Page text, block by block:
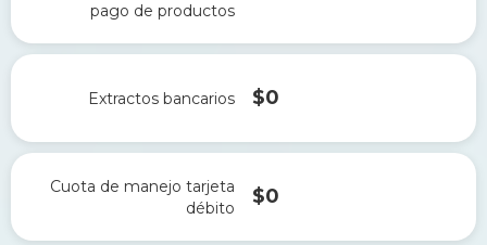
pago de productos
Extractos bancarios $0
Cuota de manejo tarjeta
débito
$0